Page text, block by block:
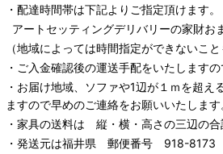
・配達時間帯は下記よりご指定頂けます。
アートセッティングデリバリーの家財お
（地域によっては時間指定ができないこ
・ご入金確認後の運送手配をいたしま
・お届け地域、ソファや1辺が１ｍを超
ますので早めのご連絡をお願いいたします
・家具の送料は 縦・横・高さの三辺の
・発送元は福井県 郵便番号 918-8173